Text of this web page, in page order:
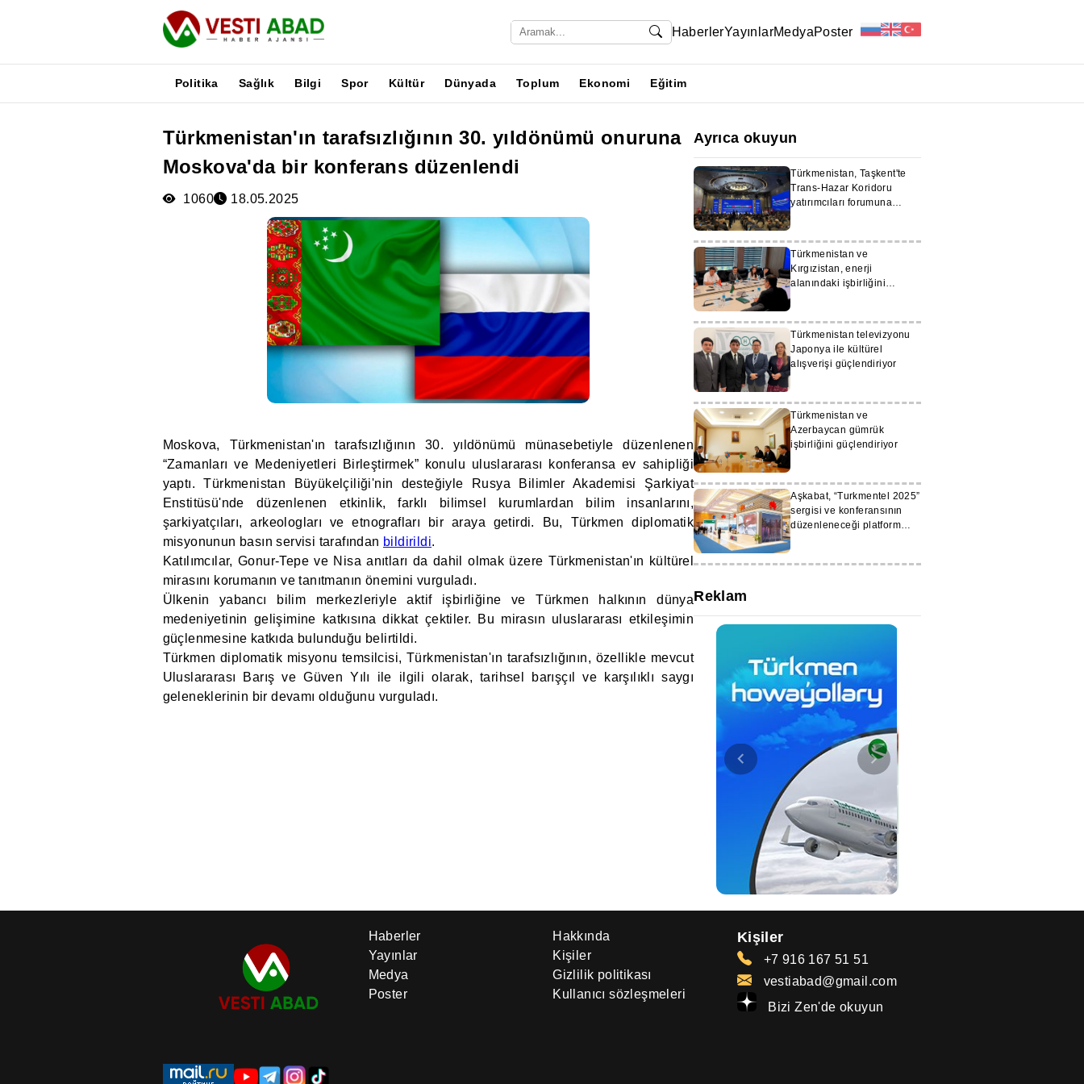
HaberlerYayınlarMedyaPoster
Politika Sağlık Bilgi Spor Kültür Dünyada Toplum Ekonomi Eğitim
Türkmenistan'ın tarafsızlığının 30. yıldönümü onuruna
Moskova'da bir konferans düzenlendi
1060 18.05.2025
Moskova, Türkmenistan'ın tarafsızlığının 30. yıldönümü münasebetiyle düzenlenen
“Zamanları ve Medeniyetleri Birleştirmek” konulu uluslararası konferansa ev sahipliği
yaptı. Türkmenistan Büyükelçiliği'nin desteğiyle Rusya Bilimler Akademisi Şarkiyat
Enstitüsü'nde düzenlenen etkinlik, farklı bilimsel kurumlardan bilim insanlarını,
şarkiyatçıları, arkeologları ve etnografları bir araya getirdi. Bu, Türkmen diplomatik
misyonunun basın servisi tarafından bildirildi.
Katılımcılar, Gonur-Tepe ve Nisa anıtları da dahil olmak üzere Türkmenistan'ın kültürel
mirasını korumanın ve tanıtmanın önemini vurguladı.
Ülkenin yabancı bilim merkezleriyle aktif işbirliğine ve Türkmen halkının dünya
medeniyetinin gelişimine katkısına dikkat çektiler. Bu mirasın uluslararası etkileşimin
güçlenmesine katkıda bulunduğu belirtildi.
Türkmen diplomatik misyonu temsilcisi, Türkmenistan'ın tarafsızlığının, özellikle mevcut
Uluslararası Barış ve Güven Yılı ile ilgili olarak, tarihsel barışçıl ve karşılıklı saygı
geleneklerinin bir devamı olduğunu vurguladı.
Ayrıca okuyun
Türkmenistan, Taşkent'te
Trans-Hazar Koridoru
yatırımcıları forumuna
Türkmenistan ve
Kırgızistan, enerji
alanındaki işbirliğini
Türkmenistan televizyonu
Japonya ile kültürel
alışverişi güçlendiriyor
Türkmenistan ve
Azerbaycan gümrük
işbirliğini güçlendiriyor
Aşkabat, “Turkmentel 2025”
sergisi ve konferansının
düzenleneceği platform
Reklam
Haberler
Yayınlar
Medya
Poster
Hakkında
Kişiler
Gizlilik politikası
Kullanıcı sözleşmeleri
Kişiler
+7 916 167 51 51
vestiabad@gmail.com
Bizi Zen'de okuyun